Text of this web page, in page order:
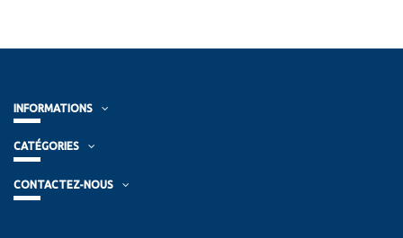
INFORMATIONS
CATÉGORIES
CONTACTEZ-NOUS